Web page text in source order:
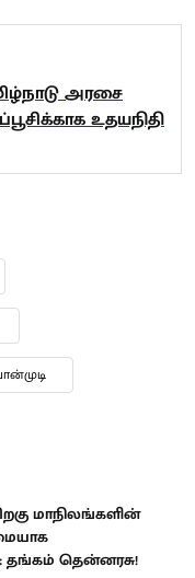
அரசை
உதயநிதி
மாநிலங்களின்
: தங்கம் தென்னரசு!